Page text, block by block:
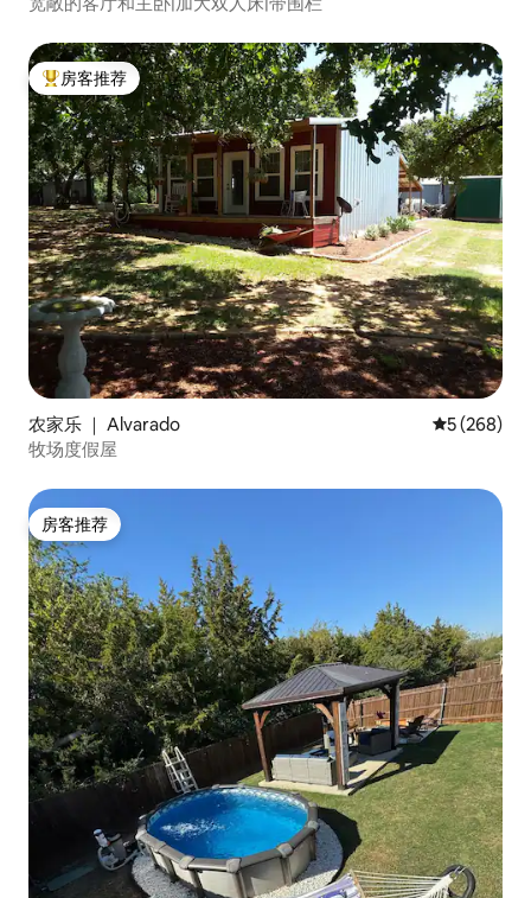
热门「房客推荐」
房客推荐
农家乐 ｜ Alvarado 平均评分 5
5 (268)
牧场度假屋
房客推荐
房客推荐